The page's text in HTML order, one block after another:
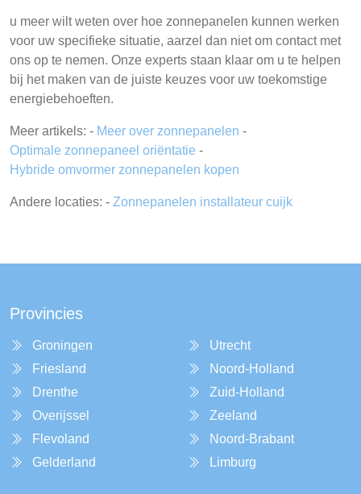
u meer wilt weten over hoe zonnepanelen kunnen werken
voor uw specifieke situatie, aarzel dan niet om contact met
ons op te nemen. Onze experts staan klaar om u te helpen
bij het maken van de juiste keuzes voor uw toekomstige
energiebehoeften.
Meer artikels: - Meer over zonnepanelen -
Optimale zonnepaneel oriëntatie -
Hybride omvormer zonnepanelen kopen
Andere locaties: - Zonnepanelen installateur cuijk
Provincies
Groningen
Friesland
Drenthe
Overijssel
Flevoland
Gelderland
Utrecht
Noord-Holland
Zuid-Holland
Zeeland
Noord-Brabant
Limburg